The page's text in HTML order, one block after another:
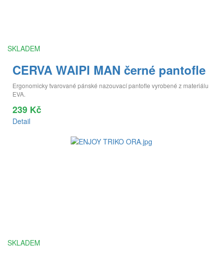
SKLADEM
CERVA WAIPI MAN černé pantofle
Ergonomicky tvarované pánské nazouvací pantofle vyrobené z materiálu
EVA.
239 Kč
Detail
SKLADEM